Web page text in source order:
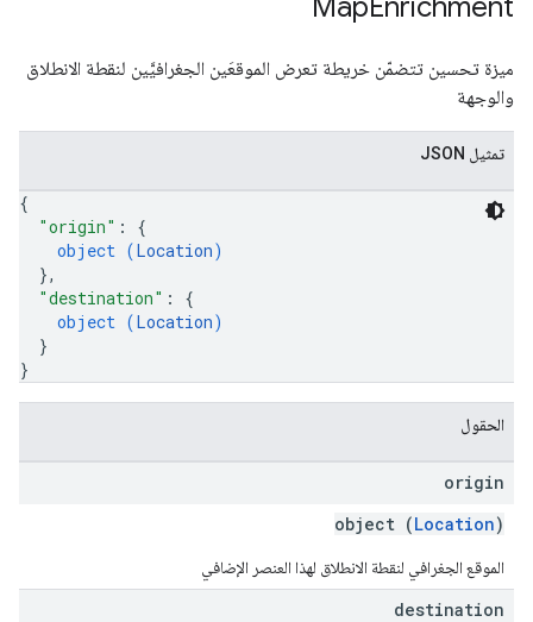
MapEnrichment
ميزة تحسين تتضمّن خريطة تعرض الموقعَين الجغرافيَّين لنقطة الانطلاق
والوجهة
تمثيل JSON
{
"origin" : {
object (Location)
},
"destination" : {
object (Location)
}
}
الحقول
origin
object (Location)
الموقع الجغرافي لنقطة الانطلاق لهذا العنصر الإضافي
destination